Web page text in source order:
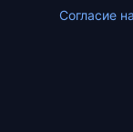
Согласие